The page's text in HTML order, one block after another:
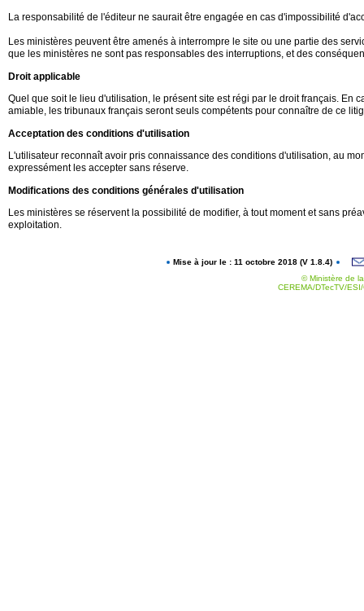
La responsabilité de l'éditeur ne saurait être engagée en cas d'impossibilité
Les ministères peuvent être amenés à interrompre le site ou une partie des
que les ministères ne sont pas responsables des interruptions, et des
Droit applicable
Quel que soit le lieu d'utilisation, le présent site est régi par le droit français. En
amiable, les tribunaux français seront seuls compétents pour connaître de ce
Acceptation des conditions d'utilisation
L'utilisateur reconnaît avoir pris connaissance des conditions d'utilisation, au
expressément les accepter sans réserve.
Modifications des conditions générales d'utilisation
Les ministères se réservent la possibilité de modifier, à tout moment et sans
exploitation.
Mise à jour le : 11 octobre 2018 (V 1.8.4)
© Ministère de
CEREMA/DTecTV/